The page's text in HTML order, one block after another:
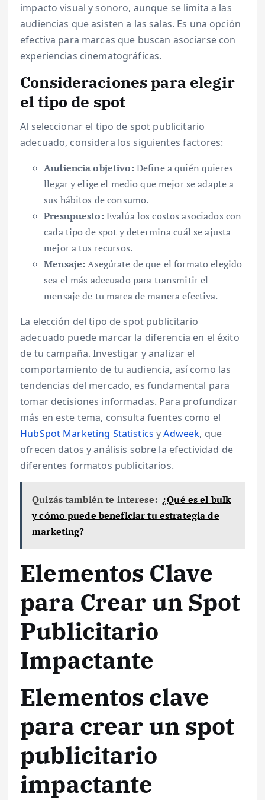
impacto visual y sonoro, aunque se limita a las
audiencias que asisten a las salas. Es una opción
efectiva para marcas que buscan asociarse con
experiencias cinematográficas.
Consideraciones para elegir
el tipo de spot
Al seleccionar el tipo de spot publicitario
adecuado, considera los siguientes factores:
Audiencia objetivo:Define a quién quieres
llegar y elige el medio que mejor se adapte a
sus hábitos de consumo.
Presupuesto:Evalúa los costos asociados con
cada tipo de spot y determina cuál se ajusta
mejor a tus recursos.
Mensaje:Asegúrate de que el formato elegido
sea el más adecuado para transmitir el
mensaje de tu marca de manera efectiva.
La elección del tipo de spot publicitario
adecuado puede marcar la diferencia en el éxito
de tu campaña. Investigar y analizar el
comportamiento de tu audiencia, así como las
tendencias del mercado, es fundamental para
tomar decisiones informadas. Para profundizar
más en este tema, consulta fuentes como el
HubSpot Marketing Statistics yAdweek, que
ofrecen datos y análisis sobre la efectividad de
diferentes formatos publicitarios.
Quizás también te interese: ¿Qué es el bulk
y cómo puede beneficiar tu estrategia de
marketing?
Elementos Clave
para Crear un Spot
Publicitario
Impactante
Elementos clave
para crear un spot
publicitario
impactante